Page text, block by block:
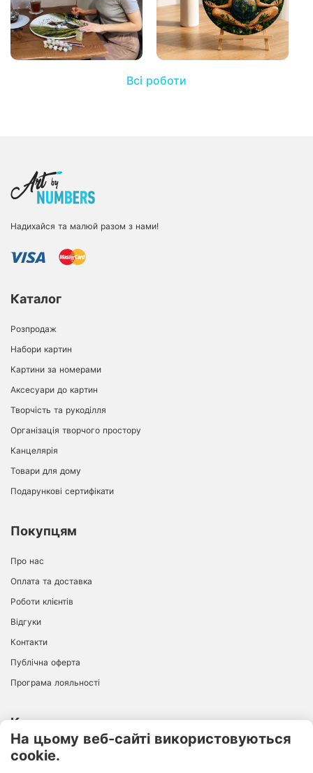
Всі роботи
Надихайся та малюй разом з нами!
Каталог
Розпродаж
Набори картин
Картини за номерами
Аксесуари до картин
Творчість та рукоділля
Організація творчого простору
Канцелярія
Товари для дому
Подарункові сертифікати
Покупцям
Про нас
Оплата та доставка
Роботи клієнтів
Відгуки
Контакти
Публічна оферта
Програма лояльності
Контакти
ІНТЕРНЕТ-МАГАЗИН
На цьому веб-сайті використовуються
cookie.